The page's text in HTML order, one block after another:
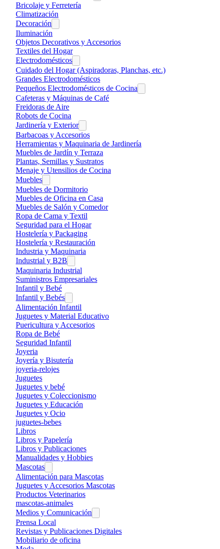
Bricolaje y Ferretería
Climatización
Decoración
Iluminación
Objetos Decorativos y Accesorios
Textiles del Hogar
Electrodomésticos
Cuidado del Hogar (Aspiradoras, Planchas, etc.)
Grandes Electrodomésticos
Pequeños Electrodomésticos de Cocina
Cafeteras y Máquinas de Café
Freidoras de Aire
Robots de Cocina
Jardinería y Exterior
Barbacoas y Accesorios
Herramientas y Maquinaria de Jardinería
Muebles de Jardín y Terraza
Plantas, Semillas y Sustratos
Menaje y Utensilios de Cocina
Muebles
Muebles de Dormitorio
Muebles de Oficina en Casa
Muebles de Salón y Comedor
Ropa de Cama y Textil
Seguridad para el Hogar
Hostelería y Packaging
Hostelería y Restauración
Industria y Maquinaria
Industrial y B2B
Maquinaria Industrial
Suministros Empresariales
Infantil y Bebé
Infantil y Bebés
Alimentación Infantil
Juguetes y Material Educativo
Puericultura y Accesorios
Ropa de Bebé
Seguridad Infantil
Joyeria
Joyería y Bisutería
joyeria-relojes
Juguetes
Juguetes y bebé
Juguetes y Coleccionismo
Juguetes y Educación
Juguetes y Ocio
juguetes-bebes
Libros
Libros y Papelería
Libros y Publicaciones
Manualidades y Hobbies
Mascotas
Alimentación para Mascotas
Juguetes y Accesorios Mascotas
Productos Veterinarios
mascotas-animales
Medios y Comunicación
Prensa Local
Revistas y Publicaciones Digitales
Mobiliario de oficina